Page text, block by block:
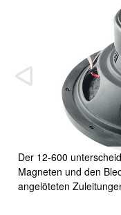
Der 12-600
Magneten und den
angelöteten